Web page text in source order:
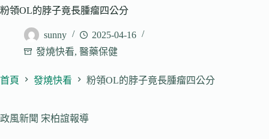
粉領OL的脖子竟長腫瘤四公分
sunny
2025-04-16
發燒快看, 醫藥保健
首頁 發燒快看 粉領OL的脖子竟長腫瘤四公分
政風新聞 宋柏誼報導